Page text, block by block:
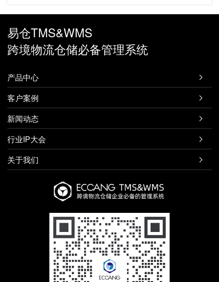
易仓TMS&WMS
跨境物流仓储必备管理系统
产品中心 
客户案例 
新闻动态 
行业IP大会 
关于我们 